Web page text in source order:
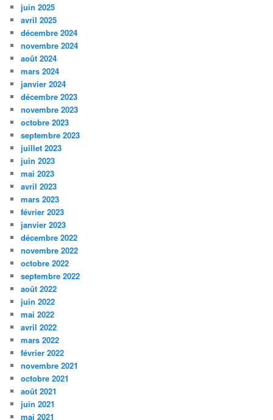
juin 2025
avril 2025
décembre 2024
novembre 2024
août 2024
mars 2024
janvier 2024
décembre 2023
novembre 2023
octobre 2023
septembre 2023
juillet 2023
juin 2023
mai 2023
avril 2023
mars 2023
février 2023
janvier 2023
décembre 2022
novembre 2022
octobre 2022
septembre 2022
août 2022
juin 2022
mai 2022
avril 2022
mars 2022
février 2022
novembre 2021
octobre 2021
août 2021
juin 2021
mai 2021